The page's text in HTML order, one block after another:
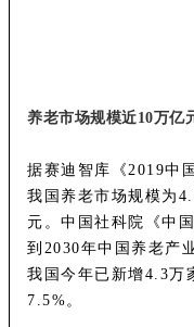
养老市场规模近10万亿
据赛迪智库《2019中
我国养老市场规模为
元。中国社科院《中
到2030年中国养老产
我国今年已新增4.3万
7.5%。